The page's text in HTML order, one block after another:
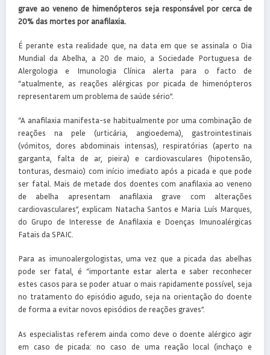
grave ao veneno de himenópteros seja responsável por cerca de
20% das mortes por anafilaxia.
É perante esta realidade que, na data em que se assinala o Dia
Mundial da Abelha, a 20 de maio, a Sociedade Portuguesa de
Alergologia e Imunologia Clínica alerta para o facto de
“atualmente, as reações alérgicas por picada de himenópteros
representarem um problema de saúde sério”.
“A anafilaxia manifesta-se habitualmente por uma combinação de
reações na pele (urticária, angioedema), gastrointestinais
(vómitos, dores abdominais intensas), respiratórias (aperto na
garganta, falta de ar, pieira) e cardiovasculares (hipotensão,
tonturas, desmaio) com início imediato após a picada e que pode
ser fatal. Mais de metade dos doentes com anafilaxia ao veneno
de abelha apresentam anafilaxia grave com alterações
cardiovasculares”, explicam Natacha Santos e Maria Luís Marques,
do Grupo de Interesse de Anafilaxia e Doenças Imunoalérgicas
Fatais da SPAIC.
Para as imunoalergologistas, uma vez que a picada das abelhas
pode ser fatal, é “importante estar alerta e saber reconhecer
estes casos para se poder atuar o mais rapidamente possível, seja
no tratamento do episódio agudo, seja na orientação do doente
de forma a evitar novos episódios de reações graves”.
As especialistas referem ainda como deve o doente alérgico agir
em caso de picada: no caso de uma reação local (inchaço e